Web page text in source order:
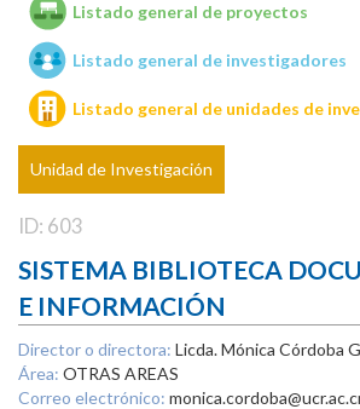
Unidades de investigación
Listado general de proyectos
Listado general de investigadores
Listado general de unidades de
Unidad de Investigación
ID: 603
SISTEMA BIBLIOTECA
E INFORMACIÓN
Director o directora: Licda. Mónica Córdoba
Área: OTRAS AREAS
Correo electrónico: